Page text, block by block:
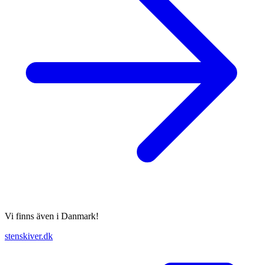
Vi finns även i Danmark!
stenskiver.dk